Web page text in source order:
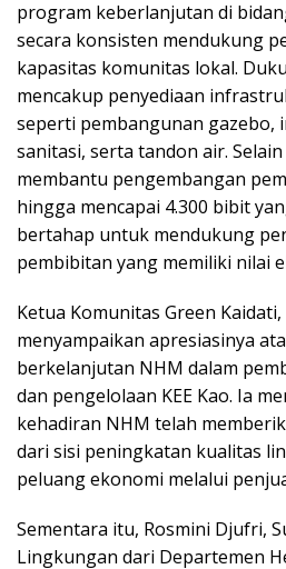
program keberlanjutan di
secara konsisten mendukung
kapasitas komunitas lokal.
mencakup penyediaan
seperti pembangunan gazebo,
sanitasi, serta tandon air.
membantu pengembangan
hingga mencapai 4.300 bibit
bertahap untuk mendukung
pembibitan yang memiliki nilai
Ketua Komunitas Green
menyampaikan apresiasinya
berkelanjutan NHM dalam
dan pengelolaan KEE Kao. Ia
kehadiran NHM telah
dari sisi peningkatan kualitas
peluang ekonomi melalui
Sementara itu, Rosmini Djufri,
Lingkungan dari Departemen